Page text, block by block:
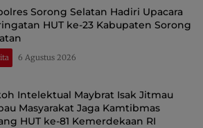
Sorong Selatan Hadiri Upacara
HUT ke-23 Kabupaten Sorong
6 Agustus 2026
Intelektual Maybrat Isak Jitmau
Masyarakat Jaga Kamtibmas
HUT ke-81 Kemerdekaan RI